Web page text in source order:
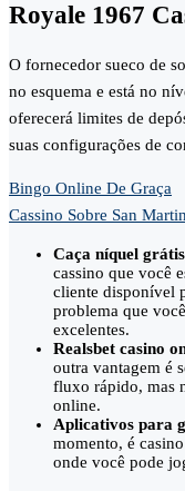
Royale 1967
O fornecedor sueco de
no esquema e está no
oferecerá limites de
suas configurações de
Bingo Online De Graça
Cassino Sobre San Martin
Caça níquel
cassino que você
cliente disponível
problema que
excelentes.
Realsbet casino
outra vantagem é
fluxo rápido, mas
online.
Aplicativos para
momento, é
onde você pode